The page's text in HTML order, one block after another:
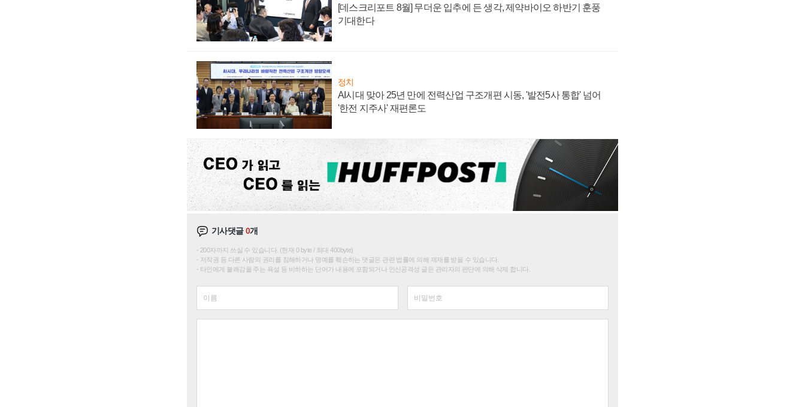
[데스크리포트 8월] 무더운 입추에 든 생각, 제약바이오 하반기 훈풍
기대한다
정치
AI시대 맞아 25년 만에 전력산업 구조개편 시동, '발전5사 통합' 넘어
'한전 지주사' 재편론도
기사댓글0개
200자까지 쓰실 수 있습니다. (현재 0 byte / 최대 400byte)
저작권 등 다른 사람의 권리를 침해하거나 명예를 훼손하는 댓글은 관련 법률에 의해 제재를 받을 수 있습니다.
타인에게 불쾌감을 주는 욕설 등 비하하는 단어가 내용에 포함되거나 인신공격성 글은 관리자의 판단에 의해 삭제 합니다.